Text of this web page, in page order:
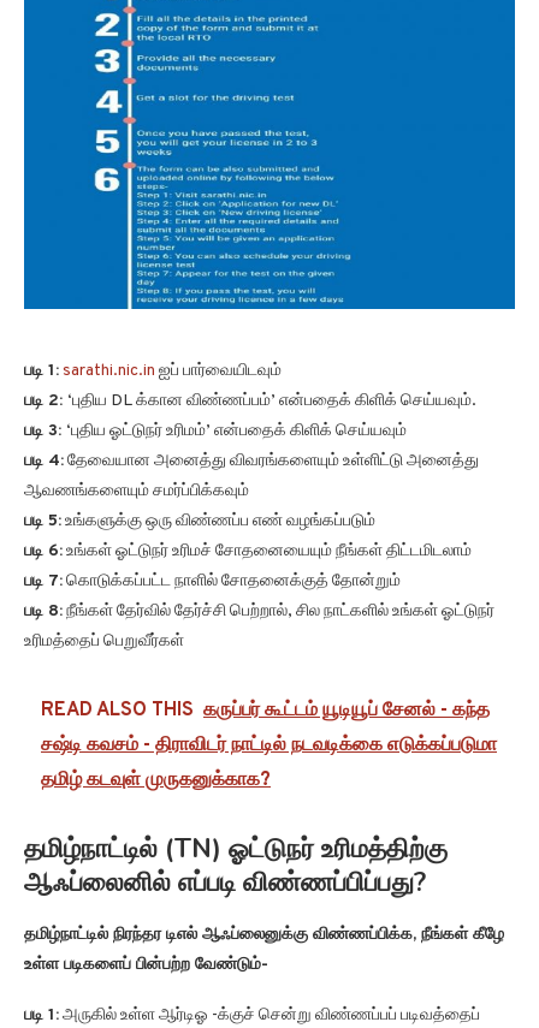
படி 1:sarathi.nic.in ஐப் பார்வையிடவும்
படி 2: ‘புதிய DL க்கான விண்ணப்பம்’ என்பதைக் கிளிக் செய்யவும்.
படி 3: ‘புதிய ஓட்டுநர் உரிமம்’ என்பதைக் கிளிக் செய்யவும்
படி 4:தேவையான அனைத்து விவரங்களையும் உள்ளிட்டு அனைத்து
ஆவணங்களையும் சமர்ப்பிக்கவும்
படி 5:உங்களுக்கு ஒரு விண்ணப்ப எண் வழங்கப்படும்
படி 6:உங்கள் ஓட்டுநர் உரிமச் சோதனையையும் நீங்கள் திட்டமிடலாம்
படி 7:கொடுக்கப்பட்ட நாளில் சோதனைக்குத் தோன்றும்
படி 8:நீங்கள் தேர்வில் தேர்ச்சி பெற்றால், சில நாட்களில் உங்கள் ஓட்டுநர்
உரிமத்தைப் பெறுவீர்கள்
READ ALSO THIS கருப்பர் கூட்டம் யூடியூப் சேனல் - கந்த
சஷ்டி கவசம் - திராவிடர் நாட்டில் நடவடிக்கை எடுக்கப்படுமா
தமிழ் கடவுள் முருகனுக்காக?
தமிழ்நாட்டில் (TN) ஓட்டுநர் உரிமத்திற்கு
ஆஃப்லைனில் எப்படி விண்ணப்பிப்பது?
தமிழ்நாட்டில் நிரந்தர டிஎல் ஆஃப்லைனுக்கு விண்ணப்பிக்க, நீங்கள் கீழே
உள்ள படிகளைப் பின்பற்ற வேண்டும்-
படி 1:அருகில் உள்ள ஆர்டிஓ -க்குச் சென்று விண்ணப்பப் படிவத்தைப்